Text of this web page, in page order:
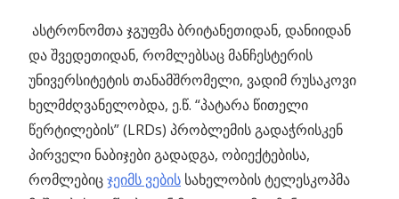
ასტრონომთა ჯგუფმა ბრიტანეთიდან, დანიიდან
და შვედეთიდან, რომლებსაც მანჩესტერის
უნივერსიტეტის თანამშრომელი, ვადიმ რუსაკოვი
ხელმძღვანელობდა, ე.წ. “პატარა წითელი
წერტილების” (LRDs) პრობლემის გადაჭრისკენ
პირველი ნაბიჯები გადადგა, ობიექტებისა,
რომლებიცჯეიმს ვების სახელობის ტელესკოპმა